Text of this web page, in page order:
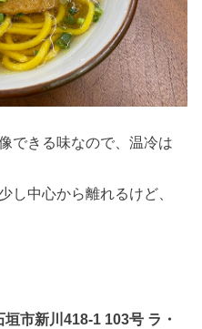
できる味なので、温冷は
し中心から離れるけど、
市新川418-1 103号 ラ・